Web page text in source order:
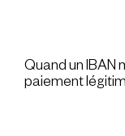
Quand un IBAN
paiement